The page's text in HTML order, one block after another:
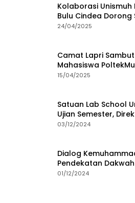
Kolaborasi
Bulu Cindea
24/04/2025
Camat Lapri
Mahasiswa PoltekMu
15/04/2025
Satuan Lab School
Ujian Semester,
Proses Pembelajaran
03/12/2024
Dialog
Pendekatan
01/12/2024